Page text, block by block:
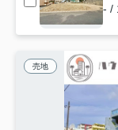
- /
売地